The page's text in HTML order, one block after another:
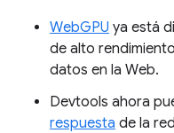
WebGPU ya está
de alto
datos en la Web.
Devtools ahora
respuesta de la